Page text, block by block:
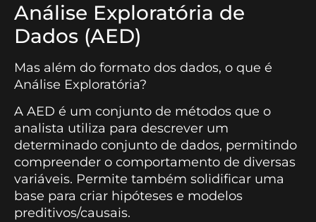
Análise Exploratória de
Dados (AED)
Mas além do formato dos dados, o que é
Análise Exploratória?
A AED é um conjunto de métodos que o
analista utiliza para descrever um
determinado conjunto de dados, permitindo
compreender o comportamento de diversas
variáveis. Permite também solidificar uma
base para criar hipóteses e modelos
preditivos/causais.